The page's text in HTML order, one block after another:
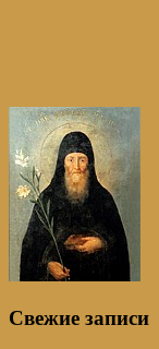
Свежие записи